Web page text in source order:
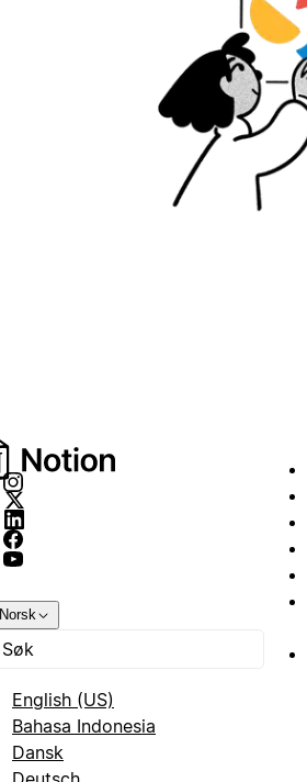
Norsk
English (US)
Bahasa Indonesia
Dansk